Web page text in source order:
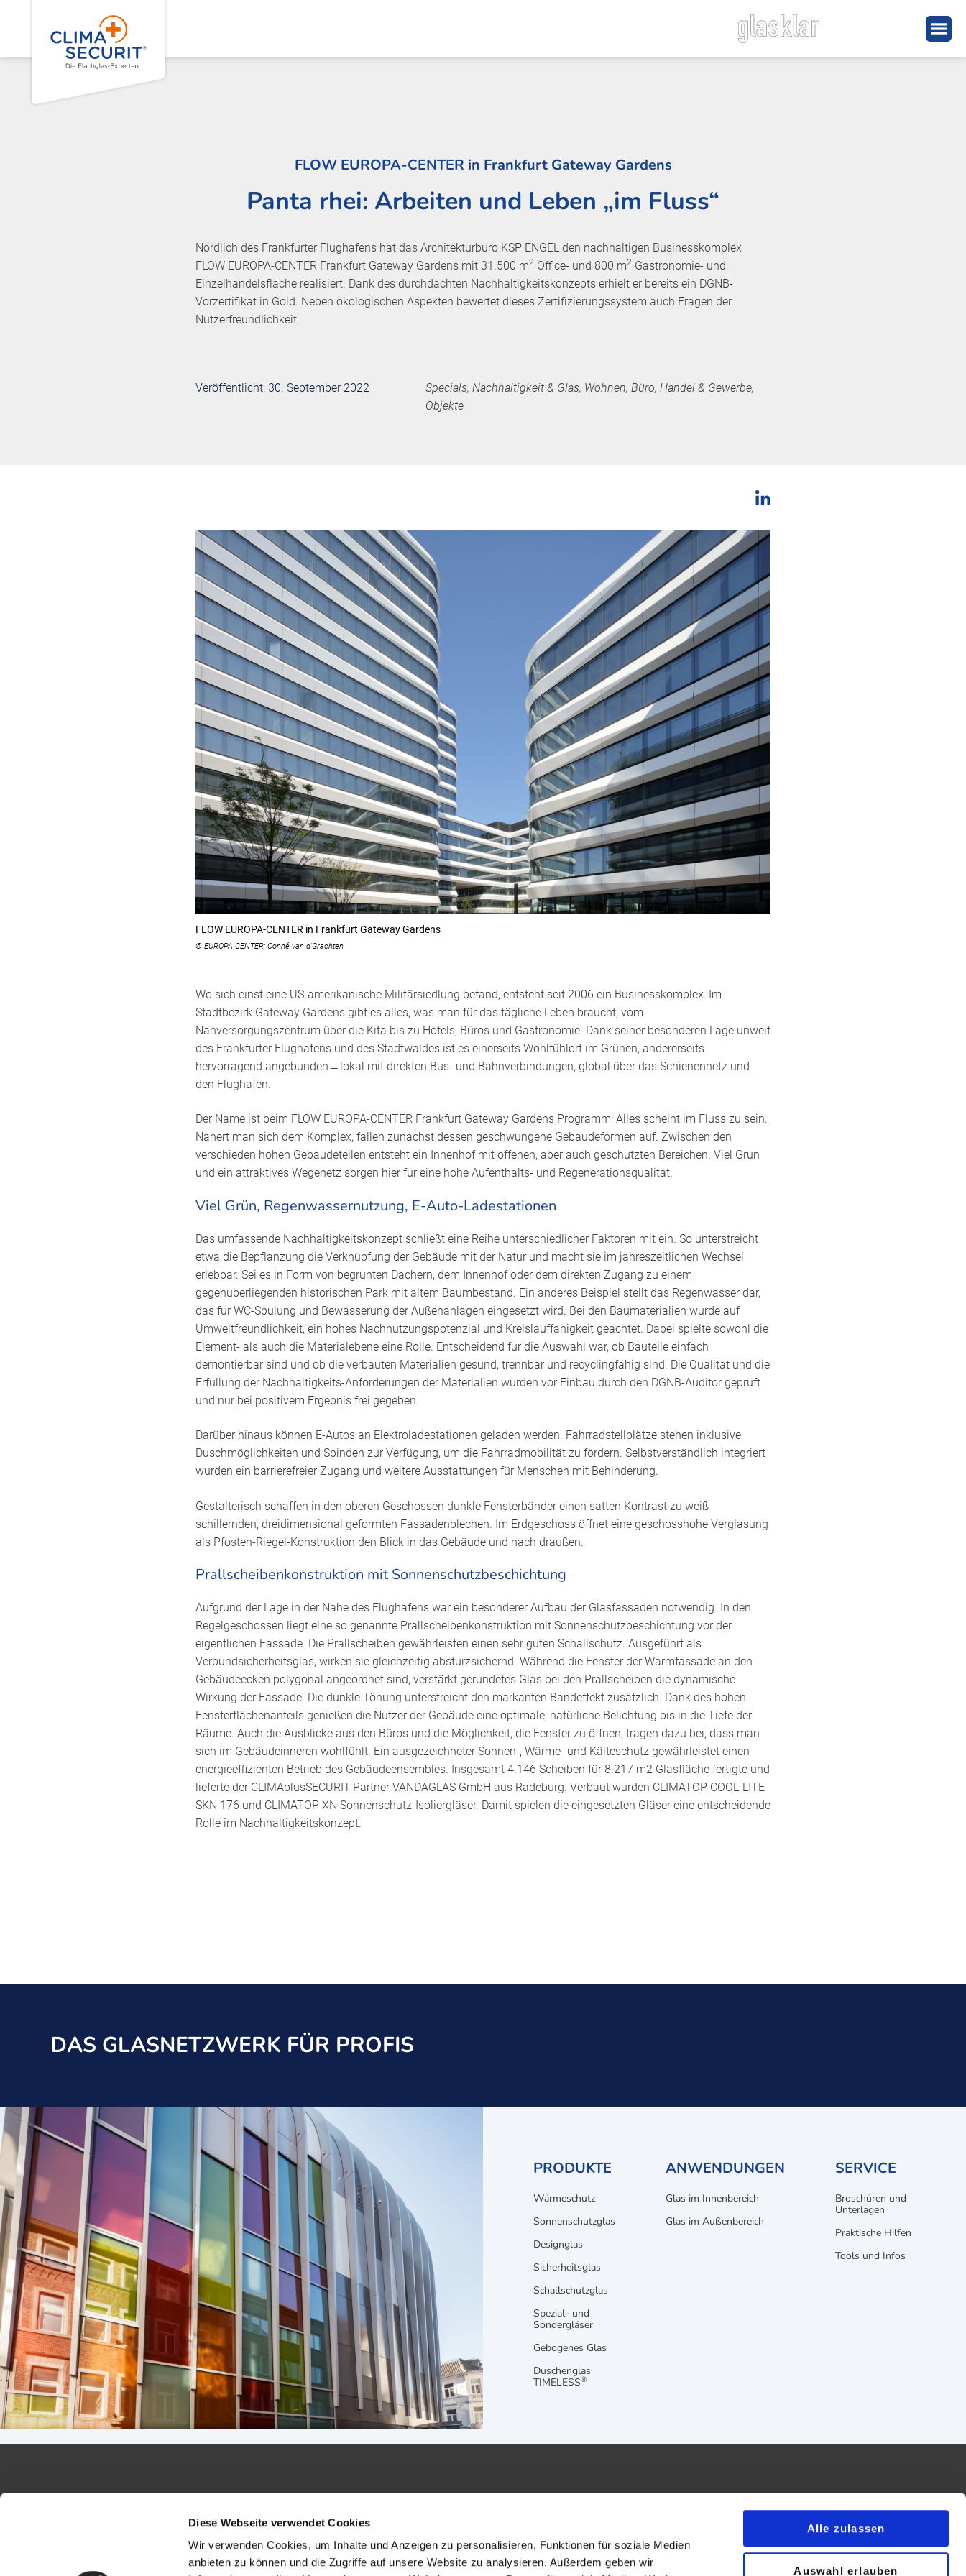
Diese Webseite verwendet Cookies
Wir verwenden Cookies, um Inhalte und Anzeigen zu personalisieren, Funktionen für soziale Medien
anbieten zu können und die Zugriffe auf unsere Website zu analysieren. Außerdem geben wir
Alle zulassen
Auswahl erlauben
FLOW EUROPA-CENTER in Frankfurt Gateway Gardens
Panta rhei: Arbeiten und Leben „im Fluss“
Nördlich des Frankfurter Flughafens hat das Architekturbüro KSP ENGEL den nachhaltigen Businesskomplex
FLOW EUROPA-CENTER Frankfurt Gateway Gardens mit 31.500 m2 Office- und 800 m2 Gastronomie- und
Einzelhandelsfläche realisiert. Dank des durchdachten Nachhaltigkeitskonzepts erhielt er bereits ein DGNB-
Vorzertifikat in Gold. Neben ökologischen Aspekten bewertet dieses Zertifizierungssystem auch Fragen der
Nutzerfreundlichkeit.
Veröffentlicht: 30. September 2022
Specials, Nachhaltigkeit & Glas, Wohnen, Büro, Handel & Gewerbe,
Objekte
FLOW EUROPA-CENTER in Frankfurt Gateway Gardens
© EUROPA CENTER; Conné van d’Grachten
Wo sich einst eine US-amerikanische Militärsiedlung befand, entsteht seit 2006 ein Businesskomplex: Im
Stadtbezirk Gateway Gardens gibt es alles, was man für das tägliche Leben braucht, vom
Nahversorgungszentrum über die Kita bis zu Hotels, Büros und Gastronomie. Dank seiner besonderen Lage unweit
des Frankfurter Flughafens und des Stadtwaldes ist es einerseits Wohlfühlort im Grünen, andererseits
hervorragend angebunden ̶ lokal mit direkten Bus- und Bahnverbindungen, global über das Schienennetz und
den Flughafen.
Der Name ist beim FLOW EUROPA-CENTER Frankfurt Gateway Gardens Programm: Alles scheint im Fluss zu sein.
Nähert man sich dem Komplex, fallen zunächst dessen geschwungene Gebäudeformen auf. Zwischen den
verschieden hohen Gebäudeteilen entsteht ein Innenhof mit offenen, aber auch geschützten Bereichen. Viel Grün
und ein attraktives Wegenetz sorgen hier für eine hohe Aufenthalts- und Regenerationsqualität.
Viel Grün, Regenwassernutzung, E-Auto-Ladestationen
Das umfassende Nachhaltigkeitskonzept schließt eine Reihe unterschiedlicher Faktoren mit ein. So unterstreicht
etwa die Bepflanzung die Verknüpfung der Gebäude mit der Natur und macht sie im jahreszeitlichen Wechsel
erlebbar. Sei es in Form von begrünten Dächern, dem Innenhof oder dem direkten Zugang zu einem
gegenüberliegenden historischen Park mit altem Baumbestand. Ein anderes Beispiel stellt das Regenwasser dar,
das für WC-Spülung und Bewässerung der Außenanlagen eingesetzt wird. Bei den Baumaterialien wurde auf
Umweltfreundlichkeit, ein hohes Nachnutzungspotenzial und Kreislauffähigkeit geachtet. Dabei spielte sowohl die
Element- als auch die Materialebene eine Rolle. Entscheidend für die Auswahl war, ob Bauteile einfach
demontierbar sind und ob die verbauten Materialien gesund, trennbar und recyclingfähig sind. Die Qualität und die
Erfüllung der Nachhaltigkeits-Anforderungen der Materialien wurden vor Einbau durch den DGNB-Auditor geprüft
und nur bei positivem Ergebnis frei gegeben.
Darüber hinaus können E-Autos an Elektroladestationen geladen werden. Fahrradstellplätze stehen inklusive
Duschmöglichkeiten und Spinden zur Verfügung, um die Fahrradmobilität zu fördern. Selbstverständlich integriert
wurden ein barrierefreier Zugang und weitere Ausstattungen für Menschen mit Behinderung.
Gestalterisch schaffen in den oberen Geschossen dunkle Fensterbänder einen satten Kontrast zu weiß
schillernden, dreidimensional geformten Fassadenblechen. Im Erdgeschoss öffnet eine geschosshohe Verglasung
als Pfosten-Riegel-Konstruktion den Blick in das Gebäude und nach draußen.
Prallscheibenkonstruktion mit Sonnenschutzbeschichtung
Aufgrund der Lage in der Nähe des Flughafens war ein besonderer Aufbau der Glasfassaden notwendig. In den
Regelgeschossen liegt eine so genannte Prallscheibenkonstruktion mit Sonnenschutzbeschichtung vor der
eigentlichen Fassade. Die Prallscheiben gewährleisten einen sehr guten Schallschutz. Ausgeführt als
Verbundsicherheitsglas, wirken sie gleichzeitig absturzsichernd. Während die Fenster der Warmfassade an den
Gebäudeecken polygonal angeordnet sind, verstärkt gerundetes Glas bei den Prallscheiben die dynamische
Wirkung der Fassade. Die dunkle Tönung unterstreicht den markanten Bandeffekt zusätzlich. Dank des hohen
Fensterflächenanteils genießen die Nutzer der Gebäude eine optimale, natürliche Belichtung bis in die Tiefe der
Räume. Auch die Ausblicke aus den Büros und die Möglichkeit, die Fenster zu öffnen, tragen dazu bei, dass man
sich im Gebäudeinneren wohlfühlt. Ein ausgezeichneter Sonnen-, Wärme- und Kälteschutz gewährleistet einen
energieeffizienten Betrieb des Gebäudeensembles. Insgesamt 4.146 Scheiben für 8.217 m2 Glasfläche fertigte und
lieferte der CLIMAplusSECURIT-Partner VANDAGLAS GmbH aus Radeburg. Verbaut wurden CLIMATOP COOL-LITE
SKN 176 und CLIMATOP XN Sonnenschutz-Isoliergläser. Damit spielen die eingesetzten Gläser eine entscheidende
Rolle im Nachhaltigkeitskonzept.
DAS GLASNETZWERK FÜR PROFIS
PRODUKTE
Wärmeschutz
Sonnenschutzglas
Designglas
Sicherheitsglas
Schallschutzglas
Spezial- und
Sondergläser
Gebogenes Glas
Duschenglas
TIMELESS®
ANWENDUNGEN
Glas im Innenbereich
Glas im Außenbereich
SERVICE
Broschüren und
Unterlagen
Praktische Hilfen
Tools und Infos
AGB
Impressum
Datenschutz
Sitemap